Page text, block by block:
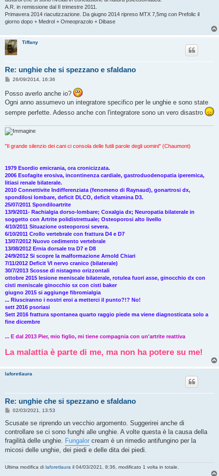
A.R. in remissione dal II trimestre 2011.
Primavera 2014 riacutizzazione. Da giugno 2014 ripreso MTX 7,5mg con Prefolic il
giorno dopo + Medrol + Omeoprazolo + Dibase
Tiffany
Re: unghie che si spezzano e sfaldano
M
s
a
g
o
26/09/2014, 16:36
Posso averlo anche io?
Ogni anno assumevo un integratore specifico per le unghie e sono state
sempre perfette. Adesso anche con l'integratore sono un vero disastro
"Il grande silenzio dei cani ci consola delle futili parole degli uomini" (Chaumont)
1979 Esordio emicrania, ora cronicizzata.
2006 Esofagite erosiva, incontinenza cardiale, gastroduodenopatia iperemica,
litiasi renale bilaterale.
2010 Connettivite Indifferenziata (fenomeno di Raynaud), gonartrosi dx,
spondilosi lombare, deficit DLCO, deficit vitamina D3.
25/07/2011 Spondiloartrite
13/9/2011- Rachialgia dorso-lombare; Coxalgia dx; Neuropatia bilaterale in
soggetto con Artrite polidistrettuale; Osteoporosi alto livello
4/10/2011 Situazione osteoporosi severa.
6/10/2011 Crollo vertebrale con frattura D4 e D7
13/07/2012 Nuovo cedimento vertebrale
13/08/2012 Ernia dorsale tra D7 e D8
24/9/2012 Si scopre la malformazione Arnold Chiari
7/11/2012 Deficit VI nervo cranico (bilaterale)
30/7/2013 Scosse di nistagmo orizzontali
ottobre 2015 lesione meniscale bilaterale, rotulea fuori asse, ginocchio dx con
cisti meniscale ginocchio sx con cisti baker
giugno 2015 si aggiunge fibromialgia
... Riusciranno i nostri eroi a metterci il punto?!? No!
sett 2016 psoriasi
Sett 2016 frattura spontanea quarto raggio piede ma viene diagnosticata solo a
fine dicembre
... E dal 2013 Pier, mio figlio, mi tiene compagnia con un'artrite reattiva
La malattia è parte di me, ma non ha potere su me!
laforetlaura
Re: unghie che si spezzano e sfaldano
M
s
a
g
g
02/03/2021, 13:53
Scusate se riprendo un vecchio argomento. Suggerirei anche di
controllare se ci sono funghi alle unghie. A volte questa è la causa della
fragilità delle unghie. Fungalor cream è un rimedio antifungino per la
micosi delle unghie, dei piedi e delle dita dei piedi.
Ultima modifica di laforetlaura il 04/03/2021, 8:36, modificato 1 volta in totale.